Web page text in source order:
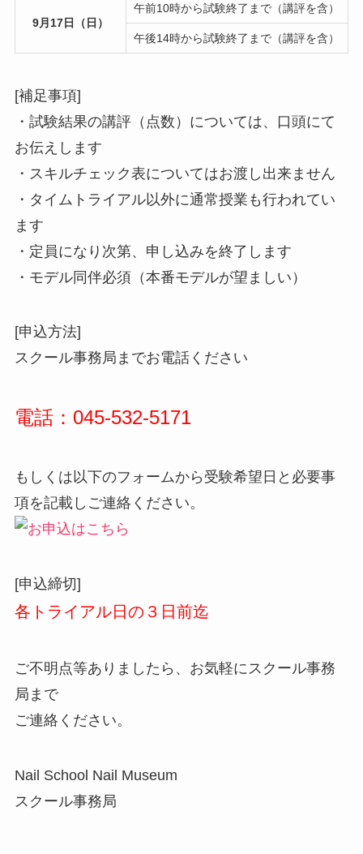
9月17日（日）
午前10時から試験終了まで（講評を含）
午後14時から試験終了まで（講評を含）
[補足事項]
・試験結果の講評（点数）については、口頭にて
お伝えします
・スキルチェック表についてはお渡し出来ません
・タイムトライアル以外に通常授業も行われてい
ます
・定員になり次第、申し込みを終了します
・モデル同伴必須（本番モデルが望ましい）
[申込方法]
スクール事務局までお電話ください
電話：045-532-5171
もしくは以下のフォームから受験希望日と必要事
項を記載しご連絡ください。
[申込締切]
各トライアル日の３日前迄
ご不明点等ありましたら、お気軽にスクール事務
局まで
ご連絡ください。
Nail School Nail Museum
スクール事務局